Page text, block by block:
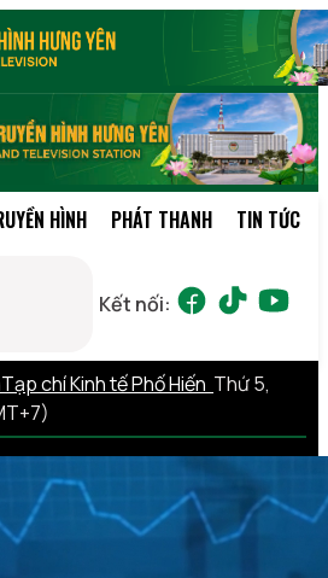
HÌNH PHÁT THANH TIN TỨC
Kết nối:
Tạp chí Kinh tế Phố Hiến Thứ 5,